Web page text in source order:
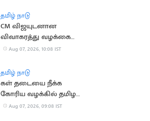
தமிழ் நாடு
CM விஜயுடனான
விவாகரத்து வழக்கை
வாபஸ் வாங்கினார்
Aug 07, 2026, 10:08 IST
தமிழ் நாடு
கள் தடையை நீக்க
கோரிய வழக்கில் தமிழக
அரசு பதிலளிக்க
Aug 07, 2026, 09:08 IST